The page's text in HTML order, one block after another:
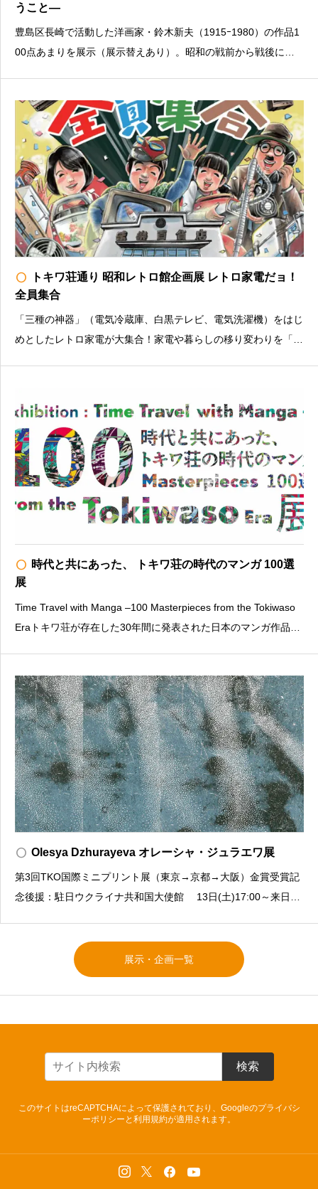
うこと―
豊島区長崎で活動した洋画家・鈴木新夫（1915ｰ1980）の作品1
00点あまりを展示（展示替えあり）。昭和の戦前から戦後にか
れています。東京では初の回顧展です。※図録販売あり※
radio_button_unchecked
トキワ荘通り 昭和レトロ館企画展 レトロ家電だョ！
全員集合
「三種の神器」（電気冷蔵庫、白黒テレビ、電気洗濯機）をはじ
めとしたレトロ家電が大集合！家電や暮らしの移り変わりを「触
radio_button_unchecked 時代と共にあった、 トキワ荘の時代のマンガ 100選
展
Time Travel with Manga –100 Masterpieces from the Tokiwaso
Eraトキワ荘が存在した30年間に発表された日本のマンガ作品か
radio_button_unchecked Olesya Dzhurayeva オレーシャ・ジュラエワ展
第3回TKO国際ミニプリント展（東京→京都→大阪）金賞受賞記
念後援：駐日ウクライナ共和国大使館 13日(土)17:00～来日作
作家、410点の
展示・企画一覧
検索
このサイトはreCAPTCHAによって保護されており、Googleのプライバシ
ーポリシー と利用規約が適用されます。